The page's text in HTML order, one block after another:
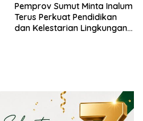
Pemprov Sumut Minta Inalum
Terus Perkuat Pendidikan
dan Kelestarian Lingkungan